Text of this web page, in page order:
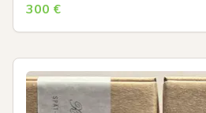
300 €